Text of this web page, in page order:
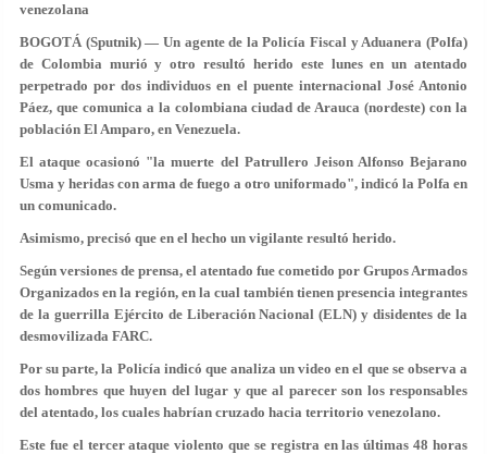
venezolana
BOGOTÁ (Sputnik) — Un agente de la Policía Fiscal y Aduanera (Polfa)
de Colombia murió y otro resultó herido este lunes en un atentado
perpetrado por dos individuos en el puente internacional José Antonio
Páez, que comunica a la colombiana ciudad de Arauca (nordeste) con la
población El Amparo, en Venezuela.
El ataque ocasionó "la muerte del Patrullero Jeison Alfonso Bejarano
Usma y heridas con arma de fuego a otro uniformado", indicó la Polfa en
un comunicado.
Asimismo, precisó que en el hecho un vigilante resultó herido.
Según versiones de prensa, el atentado fue cometido por Grupos Armados
Organizados en la región, en la cual también tienen presencia integrantes
de la guerrilla Ejército de Liberación Nacional (ELN) y disidentes de la
desmovilizada FARC.
Por su parte, la Policía indicó que analiza un video en el que se observa a
dos hombres que huyen del lugar y que al parecer son los responsables
del atentado, los cuales habrían cruzado hacia territorio venezolano.
Este fue el tercer ataque violento que se registra en las últimas 48 horas